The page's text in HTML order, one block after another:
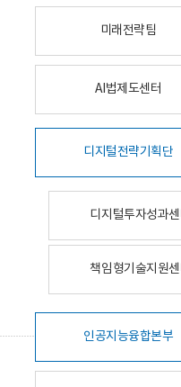
미래전략팀
AI법제도센터
디지털전략기획단
디지털투자성과센
책임형기술지원센
인공지능융합본부